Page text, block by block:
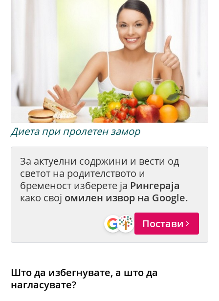
Диета при пролетен замор
За актуелни содржини и вести од
светот на родителството и
бременост изберете ја Рингераја
како свој омилен извор на Google.
Постави
Што да избегнувате, а што да
нагласувате?